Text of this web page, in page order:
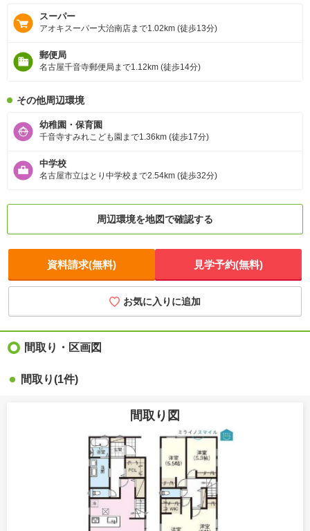
スーパー
アオキスーパー大治南店まで1.02km (徒歩13分)
郵便局
名古屋千音寺郵便局まで1.12km (徒歩14分)
その他周辺環境
幼稚園・保育園
千音寺すみれこども園まで1.36km (徒歩17分)
中学校
名古屋市立はとり中学校まで2.54km (徒歩32分)
周辺環境を地図で確認する
資料請求(無料) 見学予約(無料)
お気に入りに追加
間取り・区画図
間取り(1件)
間取り図